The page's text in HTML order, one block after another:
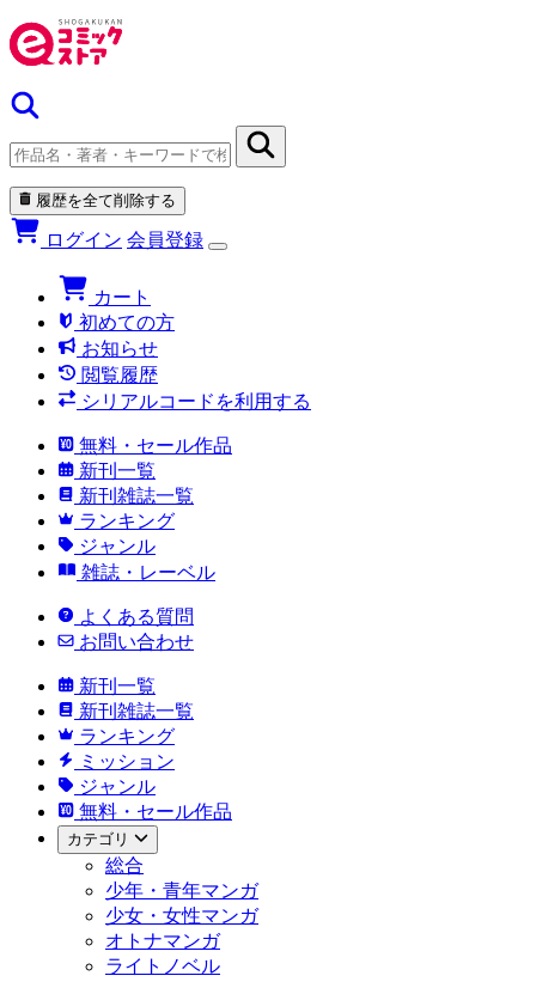
履歴を全て削除する
ログイン 会員登録
カート
初めての方
お知らせ
閲覧履歴
シリアルコードを利用する
無料・セール作品
新刊一覧
新刊雑誌一覧
ランキング
ジャンル
雑誌・レーベル
よくある質問
お問い合わせ
新刊一覧
新刊雑誌一覧
ランキング
ミッション
ジャンル
無料・セール作品
カテゴリ
総合
少年・青年マンガ
少女・女性マンガ
オトナマンガ
ライトノベル